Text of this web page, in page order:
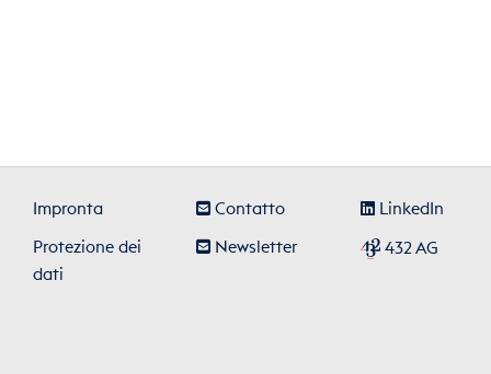
Impronta
Protezione dei
dati
Contatto
Newsletter
LinkedIn
432 AG